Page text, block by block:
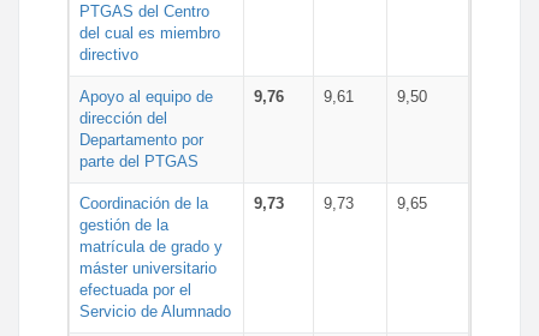
PTGAS del Centro
del cual es miembro
directivo
Apoyo al equipo de
dirección del
Departamento por
parte del PTGAS
9,76 9,61 9,50
Coordinación de la
gestión de la
matrícula de grado y
máster universitario
efectuada por el
Servicio de Alumnado
9,73 9,73 9,65